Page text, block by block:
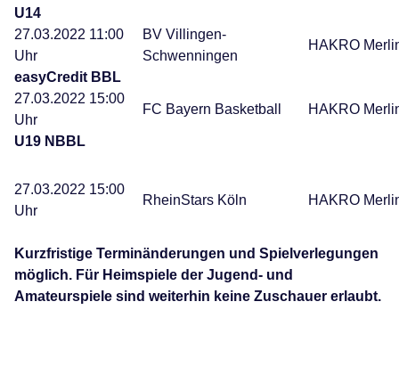
U14
27.03.2022 11:00
Uhr
BV Villingen-
Schwenningen
HAKRO
easyCredit BBL
27.03.2022 15:00
Uhr
FC Bayern Basketball HAKRO
U19 NBBL
27.03.2022 15:00
Uhr
RheinStars Köln HAKRO
Kurzfristige Terminänderungen und Spielverlegungen
möglich. Für Heimspiele der Jugend- und
Amateurspiele sind weiterhin keine Zuschauer erlaubt.